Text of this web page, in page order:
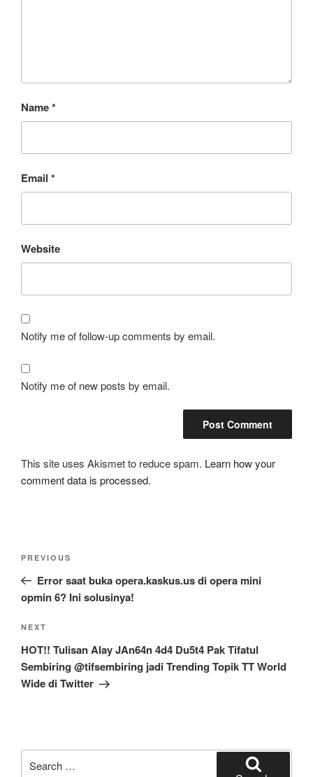
Name*
Email *
Website
Notify me of follow-up comments by email.
Notify me of new posts by email.
This site uses Akismet to reduce spam. Learn how your
comment data is processed.
Previous
Post
PREVIOUS
Error saat buka opera.kaskus.us di opera mini
opmin 6? Ini solusinya!
Next
Post
NEXT
HOT!! Tulisan Alay JAn64n 4d4 Du5t4 Pak Tifatul
Sembiring @tifsembiring jadi Trending Topik TT World
Wide di Twitter